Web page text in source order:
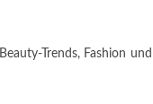
Trends, Fashion